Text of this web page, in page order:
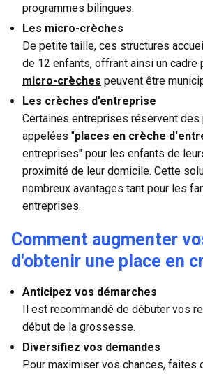
programmes bilingues.
Les micro-crèches
De petite taille, ces structures
de 12 enfants, offrant ainsi un cadre
micro-crèches peuvent être
Les crèches d’entreprise
Certaines entreprises réservent des
appelées "places en crèche
entreprises" pour les enfants de
proximité de leur domicile. Cette
nombreux avantages tant pour les
entreprises.
Comment augmenter
d'obtenir une place en
Anticipez vos démarches
Il est recommandé de débuter vos
début de la grossesse.
Diversifiez vos demandes
Pour maximiser vos chances, faites